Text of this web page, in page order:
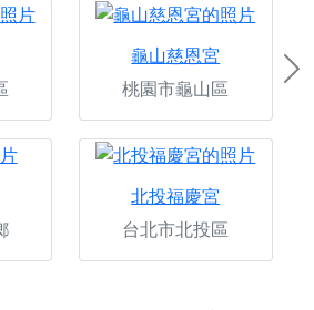
龜山慈恩宮
桃園市龜山區
北投福慶宮
台北市北投區